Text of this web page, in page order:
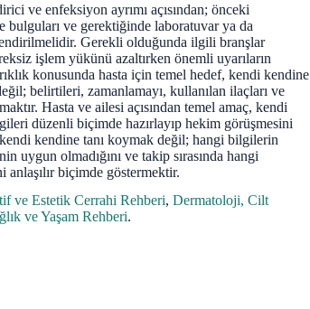
ve enfeksiyon ayrımı açısından; önceki
bulguları ve gerektiğinde laboratuvar ya da
Gerekli olduğunda ilgili branşlar
işlem yükünü azaltırken önemli uyarıların
konusunda hasta için temel hedef, kendi kendine
belirtileri, zamanlamayı, kullanılan ilaçları ve
Hasta ve ailesi açısından temel amaç, kendi
düzenli biçimde hazırlayıp hekim görüşmesini
kendine tanı koymak değil; hangi bilgilerin
uygun olmadığını ve takip sırasında hangi
biçimde göstermektir.
ve Estetik Cerrahi Rehberi, Dermatoloji, Cilt
ve Yaşam Rehberi.